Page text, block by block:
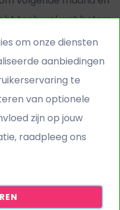
om onze diensten
aanbiedingen
te
van optionele
zijn op jouw
raadpleeg ons
toch wel wat beters
niet: die leggen een
van dingen die wél
radiocommercial.